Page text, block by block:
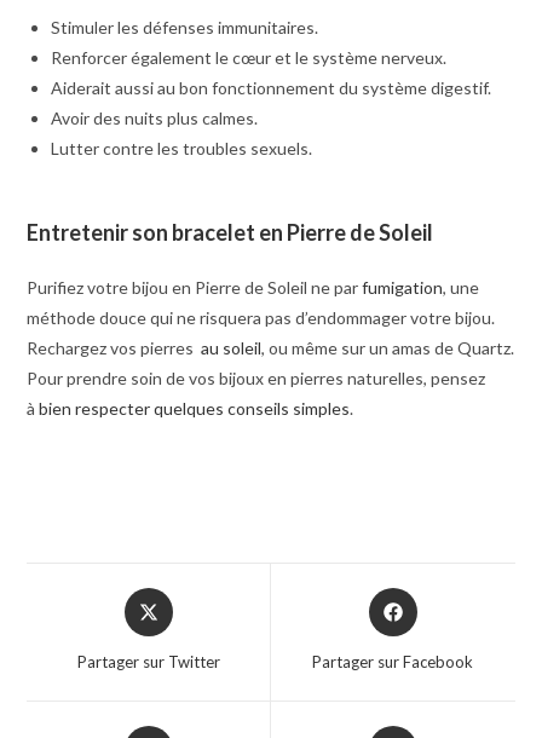
Stimuler les défenses immunitaires.
Renforcer également le cœur et le système nerveux.
Aiderait aussi au bon fonctionnement du système digestif.
Avoir des nuits plus calmes.
Lutter contre les troubles sexuels.
Entretenir son bracelet en Pierre de Soleil
Purifiez votre bijou en Pierre de Soleil ne parfumigation, une
méthode douce qui ne risquera pas d’endommager votre bijou.
Rechargez vos pierres au soleil, ou même sur un amas de Quartz.
Pour prendre soin de vos bijoux en pierres naturelles, pensez
àbien respecter quelques conseils simples.
Partager sur Twitter Partager sur Facebook